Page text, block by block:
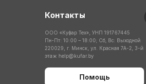
Контакты
ООО «Куфар Тех», УНП 191767445
Пн-Пт: 10:00 – 18:00; Сб, Вс: Выходной
220029, г. Минск, ул. Красная 7А-2, 3-й
этаж help@kufar.by
Помощь